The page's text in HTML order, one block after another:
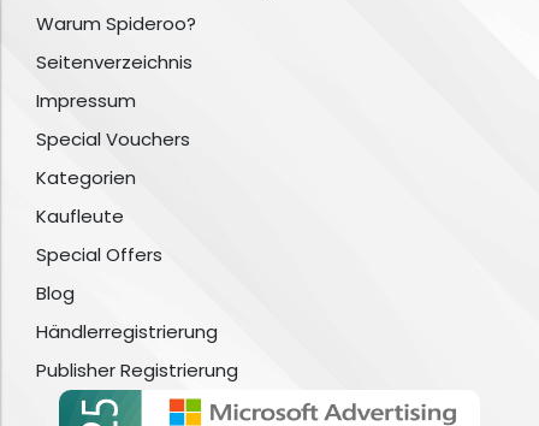
Warum Spideroo?
Seitenverzeichnis
Impressum
Special Vouchers
Kategorien
Kaufleute
Special Offers
Blog
Händlerregistrierung
Publisher Registrierung